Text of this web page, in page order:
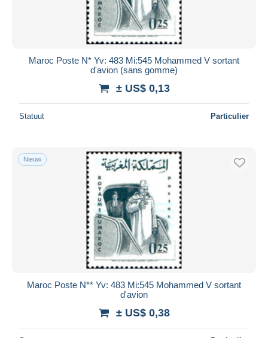
Maroc Poste N* Yv: 483 Mi:545 Mohammed V sortant
d'avion (sans gomme)
± US$ 0,13
Statuut Particulier
Nieuw
Maroc Poste N** Yv: 483 Mi:545 Mohammed V sortant
d'avion
± US$ 0,38